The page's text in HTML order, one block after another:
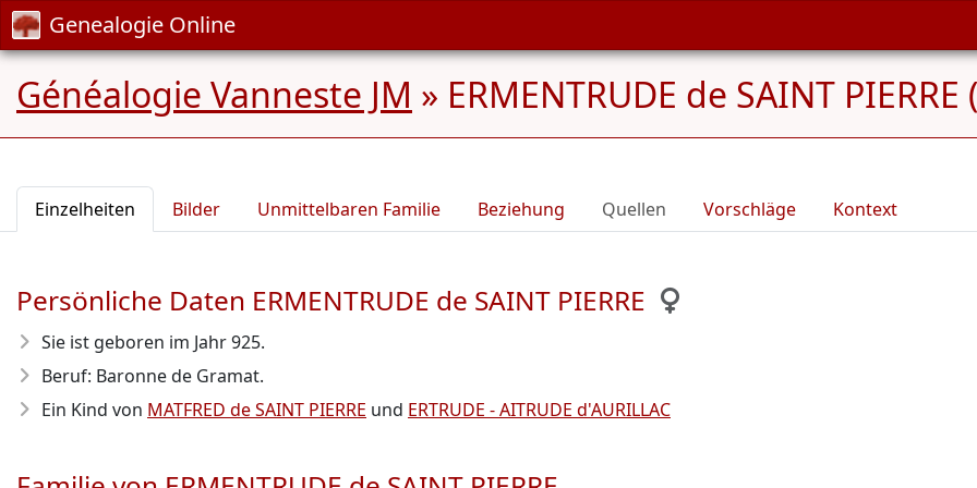
Genealogie Online
Généalogie Vanneste JM » ERMENTRUDE de SAINT PIERRE
Einzelheiten Bilder Unmittelbaren Familie Beziehung Quellen Vorschläge Kontext
Persönliche Daten ERMENTRUDE de SAINT PIERRE
Sie ist geboren im Jahr 925.
Beruf: Baronne de Gramat.
Ein Kind von MATFRED de SAINT PIERRE und ERTRUDE - AITRUDE d'AURILLAC